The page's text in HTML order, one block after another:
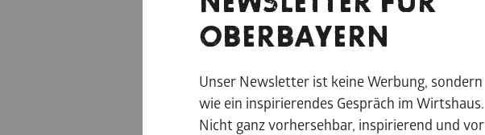
OBERBAYERN
Unser Newsletter ist keine Werbung, sondern
wie ein inspirierendes Gespräch im Wirtshaus.
Nicht ganz vorhersehbar, inspirierend und vor